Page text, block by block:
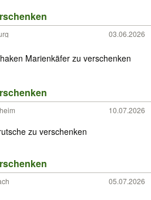
03.06.2026
Marienkäfer zu verschenken
10.07.2026
zu verschenken
05.07.2026